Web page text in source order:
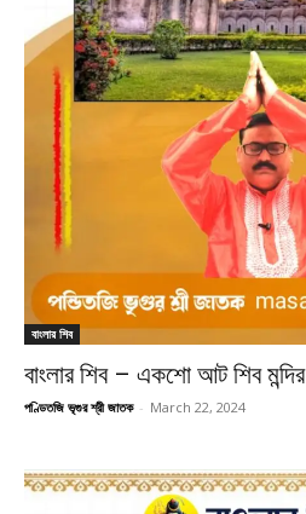
বাংলার শিব
বাংলার শিব – একশো আট শিব মন্দির
পণ্ডিতজি ভৃগুর শ্রী জাতক - March 22, 2024